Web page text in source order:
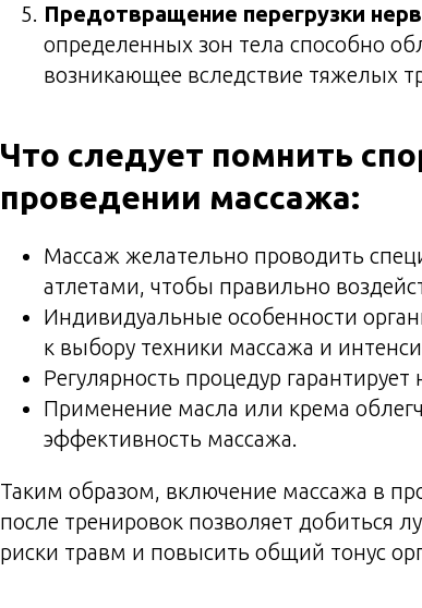
Предотвращение перегрузки
определенных зон тела способно
возникающее вследствие тяжелых
Что следует помнить
проведении массажа:
Массаж желательно проводить
атлетами, чтобы правильно
Индивидуальные особенности
к выбору техники массажа и
Регулярность процедур
Применение масла или крема
эффективность массажа.
Таким образом, включение массажа в
после тренировок позволяет добиться
риски травм и повысить общий тонус